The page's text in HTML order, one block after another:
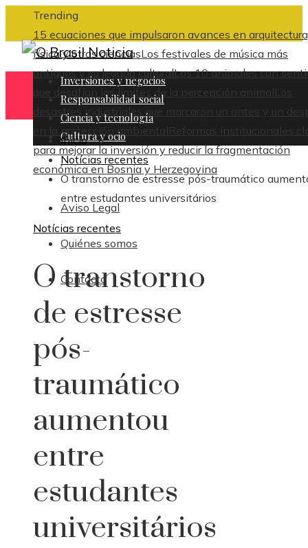
Trending
15 ecuaciones que impulsaron avances en
física y otras cienciasLos festivales de música más
antiguos y su legado culturalLos 10 animales con
que desafían los límites de la percepción animal
Los
desastres industriales que marcaron un antes y un
en la protección ambiental
Reformas institucionales
para mejorar la inversión y reducir la fragmentación
económica en Bosnia y Herzegovina
Aviso Legal
Quiénes somos
Contacto
Inversiones y negocios
Responsabilidad social
Ciencia y tecnología
Cultura y ocio
Inicio
Notícias recentes
O transtorno de estresse pós-traumático
entre estudantes universitários
Notícias recentes
O transtorno
de estresse
pós-
traumático
aumentou
entre
estudantes
universitários